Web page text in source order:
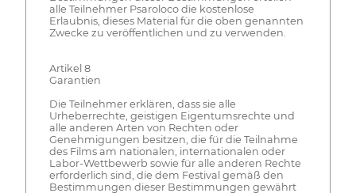
alle Teilnehmer Psaroloco die kostenlose
Erlaubnis, dieses Material für die oben genannten
Zwecke zu veröffentlichen und zu verwenden.
Artikel 8
Garantien
Die Teilnehmer erklären, dass sie alle
Urheberrechte, geistigen Eigentumsrechte und
alle anderen Arten von Rechten oder
Genehmigungen besitzen, die für die Teilnahme
des Films am nationalen, internationalen oder
Labor-Wettbewerb sowie für alle anderen Rechte
erforderlich sind, die dem Festival gemäß den
Bestimmungen dieser Bestimmungen gewährt